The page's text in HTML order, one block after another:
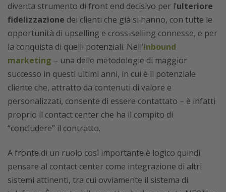
diventa strumento di front end decisivo per l’ulteriore
fidelizzazione dei clienti che già si hanno, con tutte le
opportunità di upselling e cross-selling connesse, e per
la conquista di quelli potenziali. Nell’inbound
marketing – una delle metodologie di maggior
successo in questi ultimi anni, in cui è il potenziale
cliente che, attratto da contenuti di valore e
personalizzati, consente di essere contattato – è infatti
proprio il contact center che ha il compito di
“concludere” il contratto.
A fronte di un ruolo così importante è logico quindi
pensare al contact center come integrazione di altri
sistemi attinenti, tra cui ovviamente il sistema di